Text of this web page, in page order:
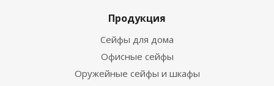
Продукция
Сейфы для дома
Офисные сейфы
Оружейные сейфы и шкафы